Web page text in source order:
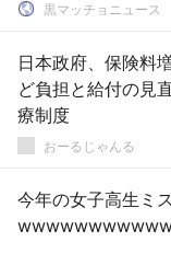
黒マッチョニュース
日本政府、保険料
ど負担と給付の見
療制度
おーるじゃんる
今年の女子高生ミ